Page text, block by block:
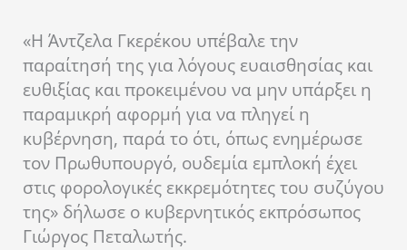
«Η Άντζελα Γκερέκου υπέβαλε την
παραίτησή της για λόγους ευαισθησίας και
ευθιξίας και προκειμένου να μην υπάρξει η
παραμικρή αφορμή για να πληγεί η
κυβέρνηση, παρά το ότι, όπως ενημέρωσε
τον Πρωθυπουργό, ουδεμία εμπλοκή έχει
στις φορολογικές εκκρεμότητες του συζύγου
της» δήλωσε ο κυβερνητικός εκπρόσωπος
Γιώργος Πεταλωτής.